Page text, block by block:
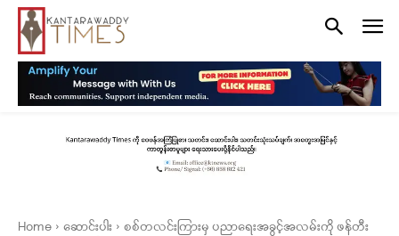
Home ဆောင်းပါး
စစ်တလင်းကြားမှ ပညာရေးအခွင့်အလမ်းကို ဖန်တီး